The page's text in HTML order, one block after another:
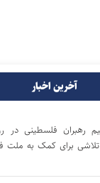
آخرین اخبار
رهبران فلسطینی در
تلاشی برای کمک به ملت